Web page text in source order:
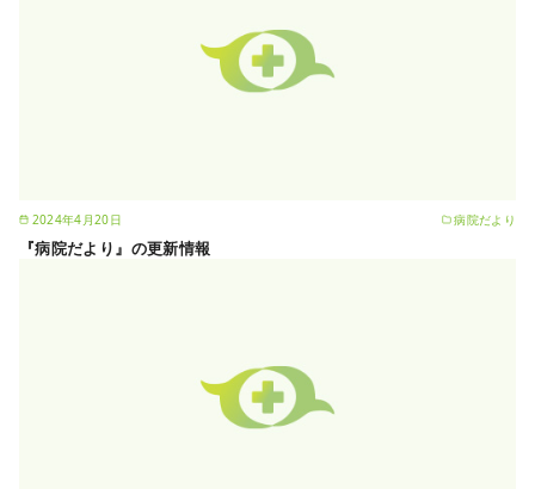
2024年4月20日 病院だより
『病院だより』の更新情報